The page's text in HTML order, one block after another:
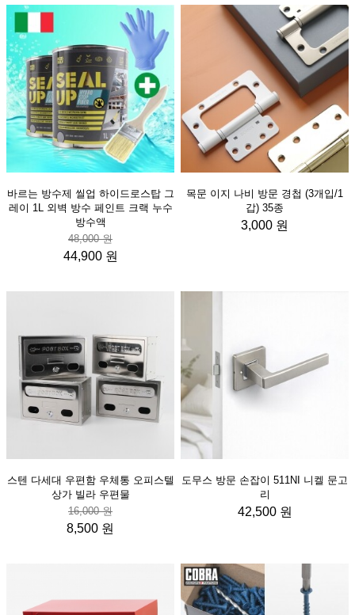
바르는 방수제 씰업 하이드로스탑 그
레이 1L 외벽 방수 페인트 크랙 누수
방수액
48,000 원
44,900 원
목문 이지 나비 방문 경첩 (3개입/1
갑) 35종
3,000 원
스텐 다세대 우편함 우체통 오피스텔
상가 빌라 우편물
16,000 원
8,500 원
도무스 방문 손잡이 511NI 니켈 문고
리
42,500 원